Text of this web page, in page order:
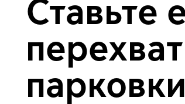
Ставьте
парковки